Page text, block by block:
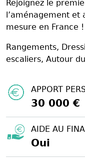
Rejoignez le
l’aménagement et
mesure en France !
Rangements,
escaliers, Autour
APPORT
30 000 €
AIDE AU
Oui